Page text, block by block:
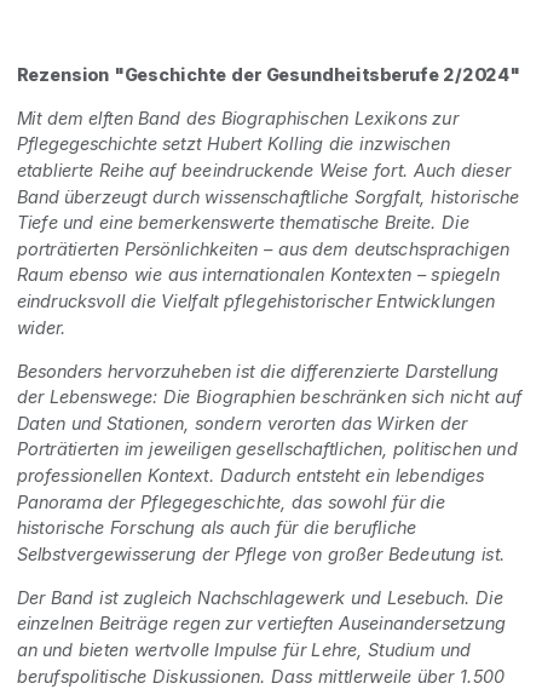
Rezension "Geschichte der Gesundheitsberufe 2/2024"
Mit dem elften Band des Biographischen Lexikons zur
Pflegegeschichte setzt Hubert Kolling die inzwischen
etablierte Reihe auf beeindruckende Weise fort. Auch dieser
Band überzeugt durch wissenschaftliche Sorgfalt, historische
Tiefe und eine bemerkenswerte thematische Breite. Die
porträtierten Persönlichkeiten – aus dem deutschsprachigen
Raum ebenso wie aus internationalen Kontexten – spiegeln
eindrucksvoll die Vielfalt pflegehistorischer Entwicklungen
wider.
Besonders hervorzuheben ist die differenzierte Darstellung
der Lebenswege: Die Biographien beschränken sich nicht auf
Daten und Stationen, sondern verorten das Wirken der
Porträtierten im jeweiligen gesellschaftlichen, politischen und
professionellen Kontext. Dadurch entsteht ein lebendiges
Panorama der Pflegegeschichte, das sowohl für die
historische Forschung als auch für die berufliche
Selbstvergewisserung der Pflege von großer Bedeutung ist.
Der Band ist zugleich Nachschlagewerk und Lesebuch. Die
einzelnen Beiträge regen zur vertieften Auseinandersetzung
an und bieten wertvolle Impulse für Lehre, Studium und
berufspolitische Diskussionen. Dass mittlerweile über 1.500